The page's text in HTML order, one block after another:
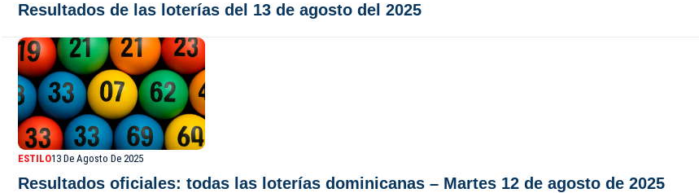
Resultados de las loterías del 13 de agosto del 2025
ESTILO13 De Agosto De 2025
Resultados oficiales: todas las loterías dominicanas – Martes 12 de agosto de 2025